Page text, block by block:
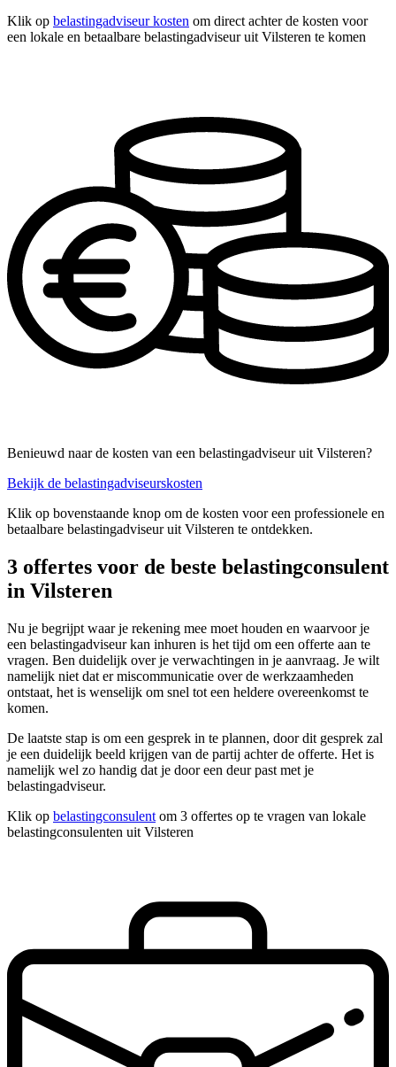
Klik op belastingadviseur kosten om direct achter de kosten voor
een lokale en betaalbare belastingadviseur uit Vilsteren te komen
Benieuwd naar de kosten van een belastingadviseur uit Vilsteren?
Bekijk de belastingadviseurskosten
Klik op bovenstaande knop om de kosten voor een professionele en
betaalbare belastingadviseur uit Vilsteren te ontdekken.
3 offertes voor de beste belastingconsulent
in Vilsteren
Nu je begrijpt waar je rekening mee moet houden en waarvoor je
een belastingadviseur kan inhuren is het tijd om een offerte aan te
vragen. Ben duidelijk over je verwachtingen in je aanvraag. Je wilt
namelijk niet dat er miscommunicatie over de werkzaamheden
ontstaat, het is wenselijk om snel tot een heldere overeenkomst te
komen.
De laatste stap is om een gesprek in te plannen, door dit gesprek zal
je een duidelijk beeld krijgen van de partij achter de offerte. Het is
namelijk wel zo handig dat je door een deur past met je
belastingadviseur.
Klik op belastingconsulent om 3 offertes op te vragen van lokale
belastingconsulenten uit Vilsteren